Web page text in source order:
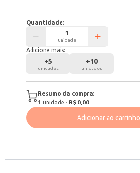
Quantidade:
unidade
Adicione mais:
+5
unidades
+10
unidades
Resumo da compra:
1 unidade · R$ 0,00
Adicionar ao carrinho